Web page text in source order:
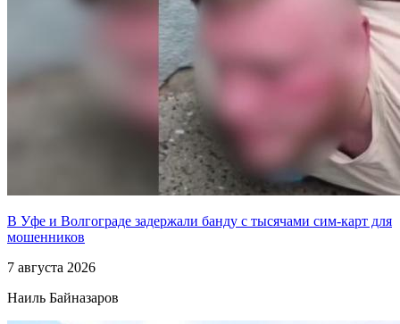
В Уфе и Волгограде задержали банду с тысячами сим-карт для
мошенников
7 августа 2026
Наиль Байназаров